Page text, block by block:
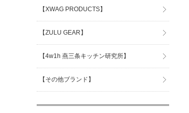
【XWAG PRODUCTS】
【ZULU GEAR】
【4w1h 燕三条キッチン研究所】
【その他ブランド】